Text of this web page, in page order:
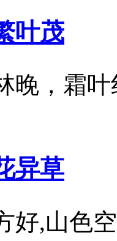
叶茂
晚，霜
异草
好,山色